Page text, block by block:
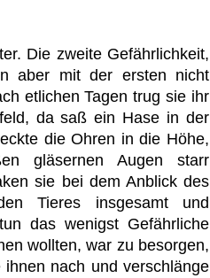
Die zweite Gefährlichkeit,
aber mit der ersten nicht
etlichen Tagen trug sie ihr
da saß ein Hase in der
die Ohren in die Höhe,
gläsernen Augen starr
sie bei dem Anblick des
Tieres insgesamt und
das wenigst Gefährliche
wollten, war zu besorgen,
nach und verschlänge